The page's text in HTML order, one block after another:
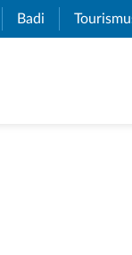
Link)
Badi (External Link)